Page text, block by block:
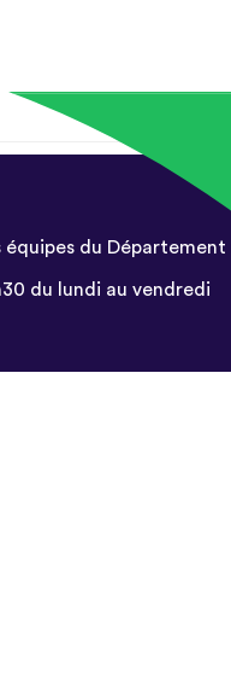
équipes du
du lundi au vendredi